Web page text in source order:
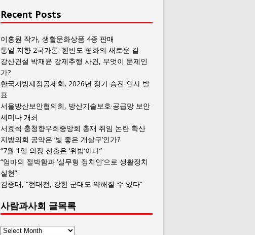
Recent Posts
이홍원 작가, 생활문화상품 4종 판매
통일 지향 2국가론: 한반도 평화의 새로운 길
강산건설 박재윤 강제추행 사건, 무엇이 문제인
가?
한국지방재정공제회, 2026년 정기 승진 인사 발
표
서울방산보안협의회, 방산기술보호·공급망 보안
세미나 개최
서효석 충청향우회중앙회 총재 취임 논란 확산
지방의회 공약은 ‘빛 좋은 개살구’인가?
“7월 1일 의장 선출은 ‘위법’이다”
“엄마의 절박함과 ‘실무형 정치인’으로 생활정치
실현”
김종대, “현대전, 강한 군대도 약해질 수 있다”
사람과사회 글목록
사